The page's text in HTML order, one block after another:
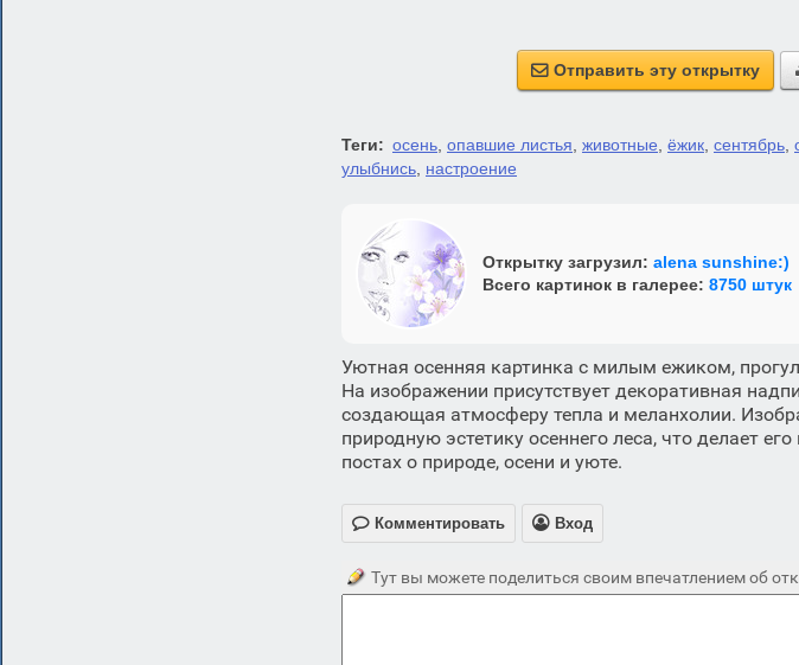
 Отправить эту открытку
Теги: осень опавшие листья животные ёжик сентябрь
улыбнись настроение
Открытку загрузил: alena sunshine:)
Всего картинок в галерее: 8750 штук
Уютная осенняя картинка с милым ежиком,
На изображении присутствует декоративная
создающая атмосферу тепла и меланхолии.
природную эстетику осеннего леса, что делает
постах о природе, осени и уюте.
 Комментировать  Вход
Тут вы можете поделиться своим впечатлением об